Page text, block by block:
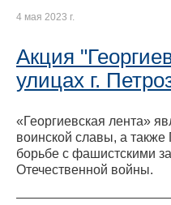
4 мая 2023 г.
Акция
улицах г.
«Георгиевская лента»
воинской славы, а
борьбе с фашистскими
Отечественной войны.